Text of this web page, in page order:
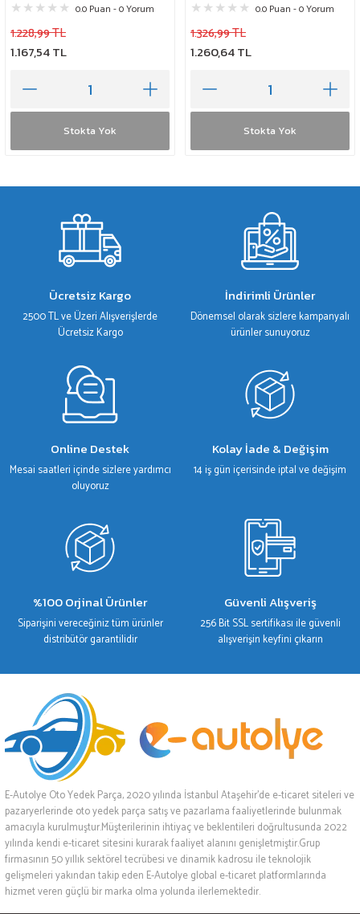
0.0 Puan - 0 Yorum
1.228,99 TL
1.167,54 TL
Stokta Yok
0.0 Puan - 0 Yorum
1.326,99 TL
1.260,64 TL
Stokta Yok
Ücretsiz Kargo
2500 TL ve Üzeri Alışverişlerde
Ücretsiz Kargo
İndirimli Ürünler
Dönemsel olarak sizlere kampanyalı
ürünler sunuyoruz
Online Destek
Mesai saatleri içinde sizlere yardımcı
oluyoruz
Kolay İade & Değişim
14 iş gün içerisinde iptal ve değişim
%100 Orjinal Ürünler
Siparişini vereceğiniz tüm ürünler
distribütör garantilidir
Güvenli Alışveriş
256 Bit SSL sertifikası ile güvenli
alışverişin keyfini çıkarın
E-Autolye Oto Yedek Parça, 2020 yılında İstanbul Ataşehir’de e-ticaret siteleri ve
pazaryerlerinde oto yedek parça satış ve pazarlama faaliyetlerinde bulunmak
amacıyla kurulmuştur.Müşterilerinin ihtiyaç ve beklentileri doğrultusunda 2022
yılında kendi e-ticaret sitesini kurarak faaliyet alanını genişletmiştir.Grup
firmasının 50 yıllık sektörel tecrübesi ve dinamik kadrosu ile teknolojik
gelişmeleri yakından takip eden E-Autolye global e-ticaret platformlarında
hizmet veren güçlü bir marka olma yolunda ilerlemektedir.